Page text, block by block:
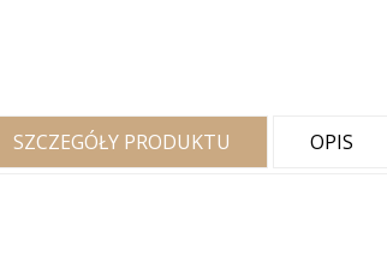
SZCZEGÓŁY PRODUKTU OPIS